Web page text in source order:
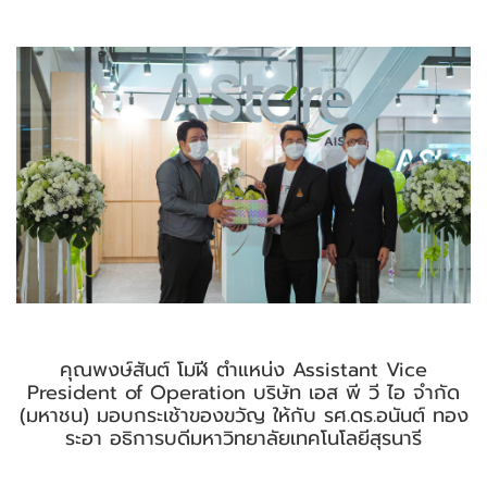
คุณพงษ์สันต์ โมฬี ตำแหน่ง Assistant Vice
President of Operation บริษัท เอส พี วี ไอ จำกัด
(มหาชน) มอบกระเช้าของขวัญ ให้กับ รศ.ดร.อนันต์ ทอง
ระอา อธิการบดีมหาวิทยาลัยเทคโนโลยีสุรนารี